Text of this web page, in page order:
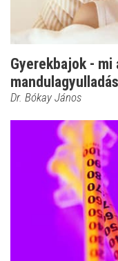
Gyerekbajok - mi
Dr. Bókay János